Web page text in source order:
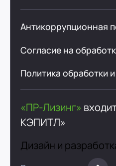
Антикоррупционная
Согласие на
Политика обработки
«ПР-Лизинг»
КЭПИТЛ»
Дизайн и